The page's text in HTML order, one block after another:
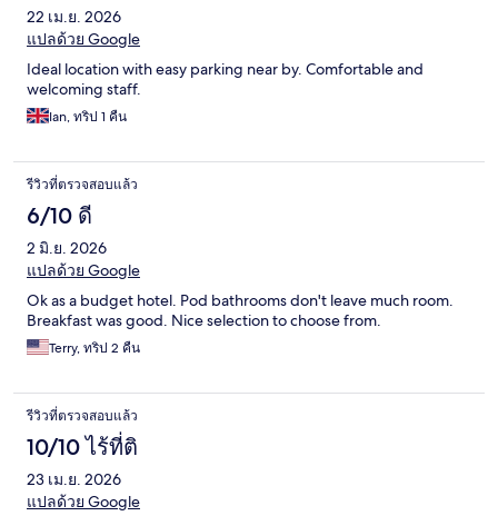
22 เม.ย. 2026
แปลด้วย Google
Ideal location with easy parking near by. Comfortable and
welcoming staff.
Ian, ทริป 1 คืน
รีวิวที่ตรวจสอบแล้ว
6/10 ดี
2 มิ.ย. 2026
แปลด้วย Google
Ok as a budget hotel. Pod bathrooms don't leave much room.
Breakfast was good. Nice selection to choose from.
Terry, ทริป 2 คืน
รีวิวที่ตรวจสอบแล้ว
10/10 ไร้ที่ติ
23 เม.ย. 2026
แปลด้วย Google